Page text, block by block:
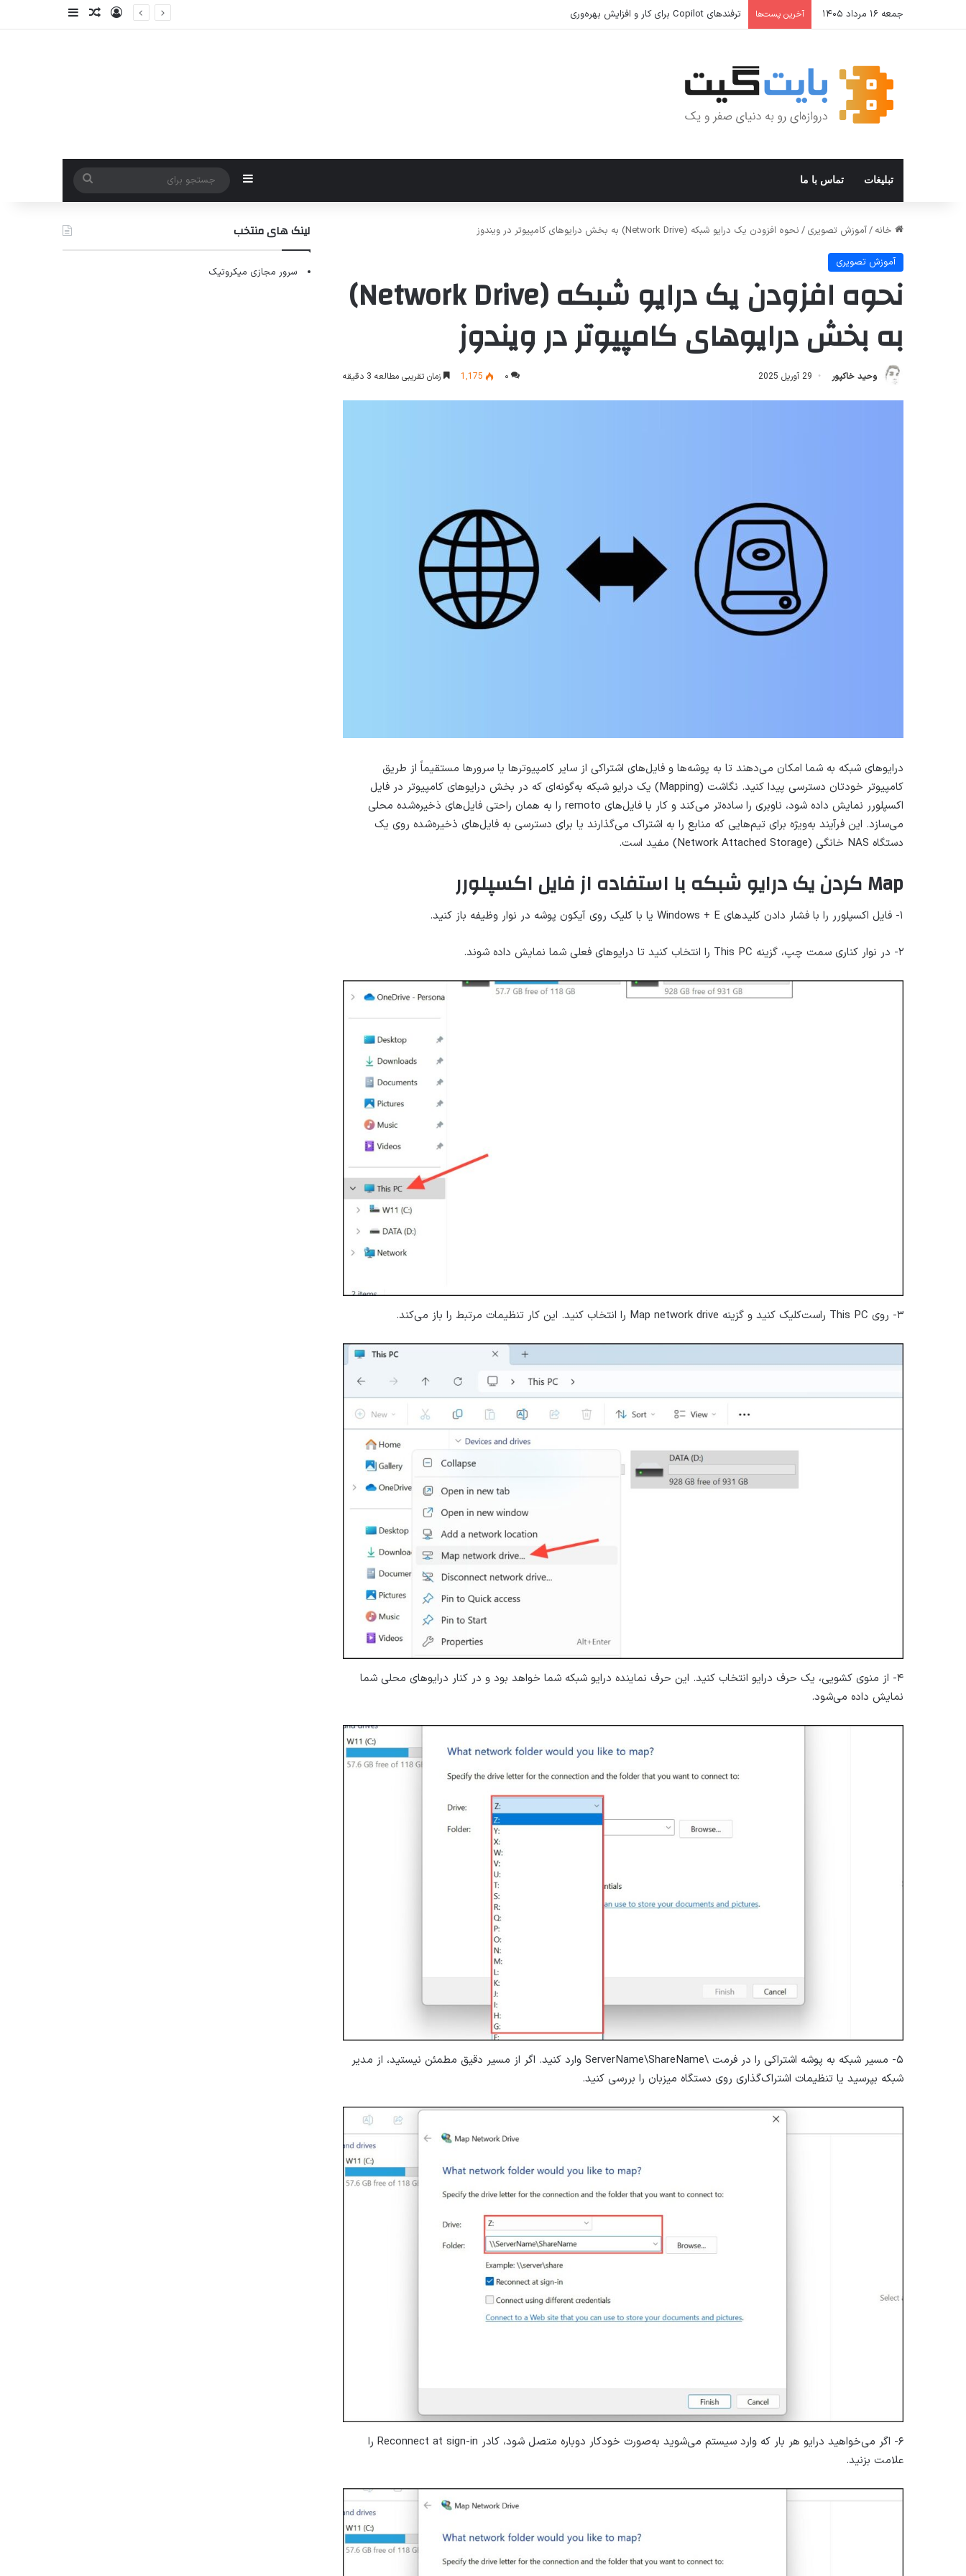
جمعه ۱۶ مرداد ۱۴۰۵ آخرین پست‌ها ترفندهای Copilot برای کار و افزایش بهره‌وری ورودنوشته تصادفی
سایدبار
تبلیغات تماس با ما سایدبار
جستجو
برای
خانه /آموزش تصویری / نحوه افزودن یک درایو شبکه (Network Drive) به بخش درایوهای کامپیوتر در ویندوز
آموزش تصویری
نحوه افزودن یک درایو شبکه (Network Drive)
به بخش درایوهای کامپیوتر در ویندوز
وحید خاکپور 29 آوریل 2025 ۰ 1,175 زمان تقریبی مطالعه 3 دقیقه
درایوهای شبکه به شما امکان می‌دهند تا به پوشه‌ها و فایل‌های اشتراکی از سایر کامپیوترها یا سرورها مستقیماً از طریق
کامپیوتر خودتان دسترسی پیدا کنید. نگاشت (Mapping) یک درایو شبکه به‌گونه‌ای که در بخش درایوهای کامپیوتر در فایل
اکسپلورر نمایش داده شود، ناوبری را ساده‌تر می‌کند و کار با فایل‌های remoto را به همان راحتی فایل‌های ذخیره‌شده محلی
می‌سازد. این فرآیند به‌ویژه برای تیم‌هایی که منابع را به اشتراک می‌گذارند یا برای دسترسی به فایل‌های ذخیره‌شده روی یک
دستگاه NAS خانگی (Network Attached Storage) مفید است.
Map کردن یک درایو شبکه با استفاده از فایل اکسپلورر
۱- فایل اکسپلورر را با فشار دادن کلیدهای Windows + E یا با کلیک روی آیکون پوشه در نوار وظیفه باز کنید.
۲- در نوار کناری سمت چپ، گزینه This PC را انتخاب کنید تا درایوهای فعلی شما نمایش داده شوند.
۳- روی This PC راست‌کلیک کنید و گزینه Map network drive را انتخاب کنید. این کار تنظیمات مرتبط را باز می‌کند.
۴- از منوی کشویی، یک حرف درایو انتخاب کنید. این حرف نماینده درایو شبکه شما خواهد بود و در کنار درایوهای محلی شما
نمایش داده می‌شود.
۵- مسیر شبکه به پوشه اشتراکی را در فرمت \ServerName\ShareName وارد کنید. اگر از مسیر دقیق مطمئن نیستید، از مدیر
شبکه بپرسید یا تنظیمات اشتراک‌گذاری روی دستگاه میزبان را بررسی کنید.
۶- اگر می‌خواهید درایو هر بار که وارد سیستم می‌شوید به‌صورت خودکار دوباره متصل شود، کادر Reconnect at sign-in را
علامت بزنید.
لینک های منتخب
سرور مجازی میکروتیک